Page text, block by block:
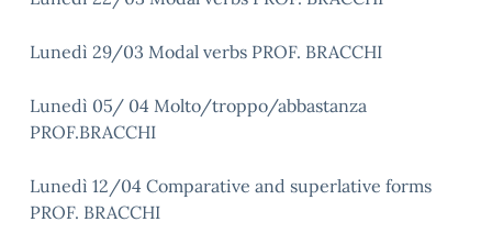
Lunedì 29/03 Modal verbs PROF. BRACCHI
Lunedì 05/ 04 Molto/troppo/abbastanza
PROF.BRACCHI
Lunedì 12/04 Comparative and superlative forms
PROF. BRACCHI